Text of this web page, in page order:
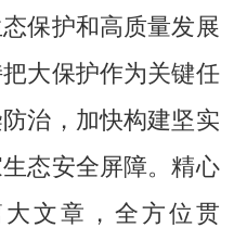
保护和高质量发展
大保护作为关键任
治，加快构建坚实
态安全屏障。精心
文章，全方位贯